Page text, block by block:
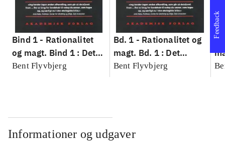
Bind 1 - Rationalitet
og magt. Bind 1 : Det
konkretes videnskab
Bent Flyvbjerg
Bd. 1 - Rationalitet og
magt. Bd. 1 : Det
konkretes videnskab
Bent Flyvbjerg
Informationer og udgaver
Feedback